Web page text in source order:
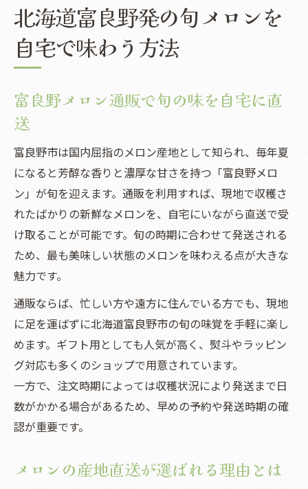
富良野市メロン通販が選ばれる理由を知る
富良野メロン通販の鮮度と安心ポイント
北海道発メロンの贈り物需要が高い理由
産地直送メロンの安全性と選び方の違い
瑞々しい富良野メロン通販の魅力を発見
富良野メロンが通販で人気の理由を解説
北海道産メロンの瑞々しさと甘みの秘密
通販で味わう富良野メロンの旬を知ろう
富良野メロン直売所おすすめの魅力とは
富良野メロン通販で失敗しない選定術
北海道メロン直売所おすすめ活用法
旬の富良野メロンを見極めるコツ解説
通販で安い富良野メロンの見つけ方
美味しいメロンを選ぶ通販の秘訣とは
ギフトにも最適な富良野メロンの選定術
メロンギフト通販で押さえるべきポイント
北海道富良野発の旬メロンを
自宅で味わう方法
富良野メロン通販で旬の味を自宅に直
送
富良野市は国内屈指のメロン産地として知られ、毎年夏
になると芳醇な香りと濃厚な甘さを持つ「富良野メロ
ン」が旬を迎えます。通販を利用すれば、現地で収穫さ
れたばかりの新鮮なメロンを、自宅にいながら直送で受
け取ることが可能です。旬の時期に合わせて発送される
ため、最も美味しい状態のメロンを味わえる点が大きな
魅力です。
通販ならば、忙しい方や遠方に住んでいる方でも、現地
に足を運ばずに北海道富良野市の旬の味覚を手軽に楽し
めます。ギフト用としても人気が高く、熨斗やラッピン
グ対応も多くのショップで用意されています。
一方で、注文時期によっては収穫状況により発送まで日
数がかかる場合があるため、早めの予約や発送時期の確
認が重要です。
メロンの産地直送が選ばれる理由とは